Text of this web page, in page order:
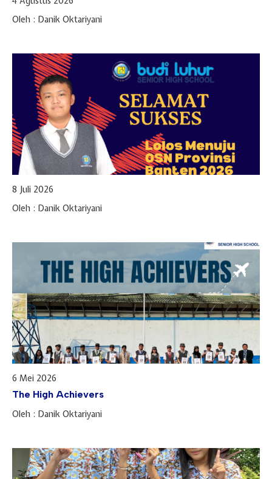
Oleh : Danik Oktariyani
8 Juli 2026
Oleh : Danik Oktariyani
6 Mei 2026
The High Achievers
Oleh : Danik Oktariyani